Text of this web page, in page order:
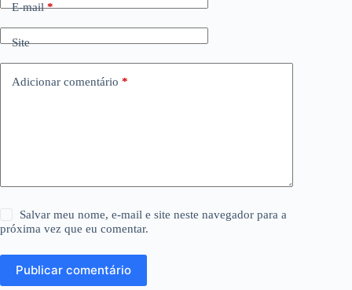
E-mail*
Site
Adicionar comentário *
Salvar meu nome, e-mail e site neste navegador para a
próxima vez que eu comentar.
Publicar comentário